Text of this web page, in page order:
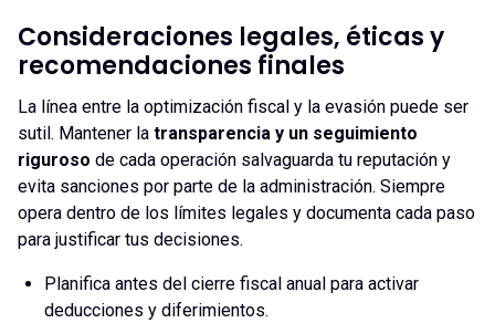
Consideraciones legales, éticas y
recomendaciones finales
La línea entre la optimización fiscal y la evasión puede ser
sutil. Mantener la transparencia y un seguimiento
riguroso de cada operación salvaguarda tu reputación y
evita sanciones por parte de la administración. Siempre
opera dentro de los límites legales y documenta cada paso
para justificar tus decisiones.
Planifica antes del cierre fiscal anual para activar
deducciones y diferimientos.